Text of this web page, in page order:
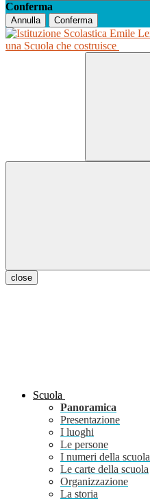
Conferma
Annulla Conferma
una Scuola che costruisce
close
Scuola
Panoramica
Presentazione
I luoghi
Le persone
I numeri della scuola
Le carte della scuola
Organizzazione
La storia